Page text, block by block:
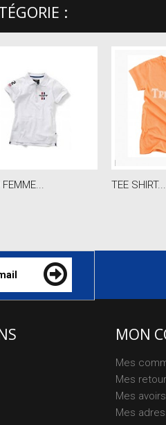
:
TEE SHIRT...
MON
Mes
Mes
Mes avoirs
Mes